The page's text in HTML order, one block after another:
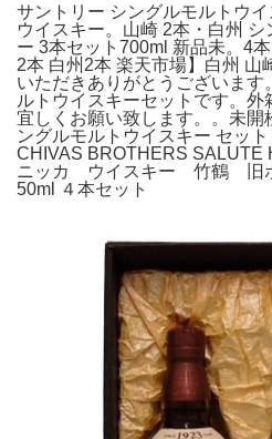
サントリー シングルモルトウ
ウイスキー。山崎 2本・白州
ー 3本セット700ml 新品未。4
2本 白州2本 楽天市場】白州 山
いただきありがとうございま
ルトウイスキーセットです。
宜しくお願い致します。。未開
ングルモルトウイスキー セッ
CHIVAS BROTHERS SALUTE
ニッカ ウイスキー 竹鶴 旧
50ml ４本セット